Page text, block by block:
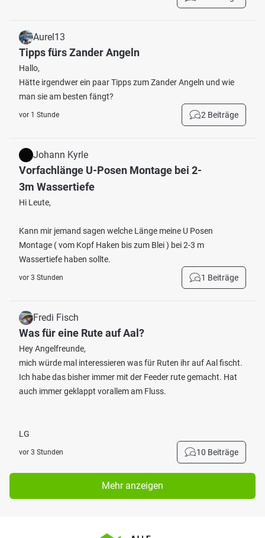
Aurel13
Tipps fürs Zander Angeln
Hallo,
Hätte irgendwer ein paar Tipps zum Zander Angeln und wie
man sie am besten fängt?
vor 1 Stunde 2 Beiträge
Johann Kyrle
Vorfachlänge U-Posen Montage bei 2-
3m Wassertiefe
Hi Leute,
Kann mir jemand sagen welche Länge meine U Posen
Montage ( vom Kopf Haken bis zum Blei ) bei 2-3 m
Wassertiefe haben sollte.
vor 3 Stunden 1 Beiträge
Fredi Fisch
Was für eine Rute auf Aal?
Hey Angelfreunde,
mich würde mal interessieren was für Ruten ihr auf Aal fischt.
Ich habe das bisher immer mit der Feeder rute gemacht. Hat
auch immer geklappt vorallem am Fluss.
LG
vor 3 Stunden 10 Beiträge
Mehr anzeigen